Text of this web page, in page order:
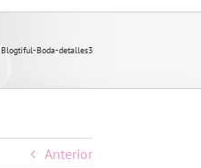
Blogtiful-Boda-detalles3
Anterior